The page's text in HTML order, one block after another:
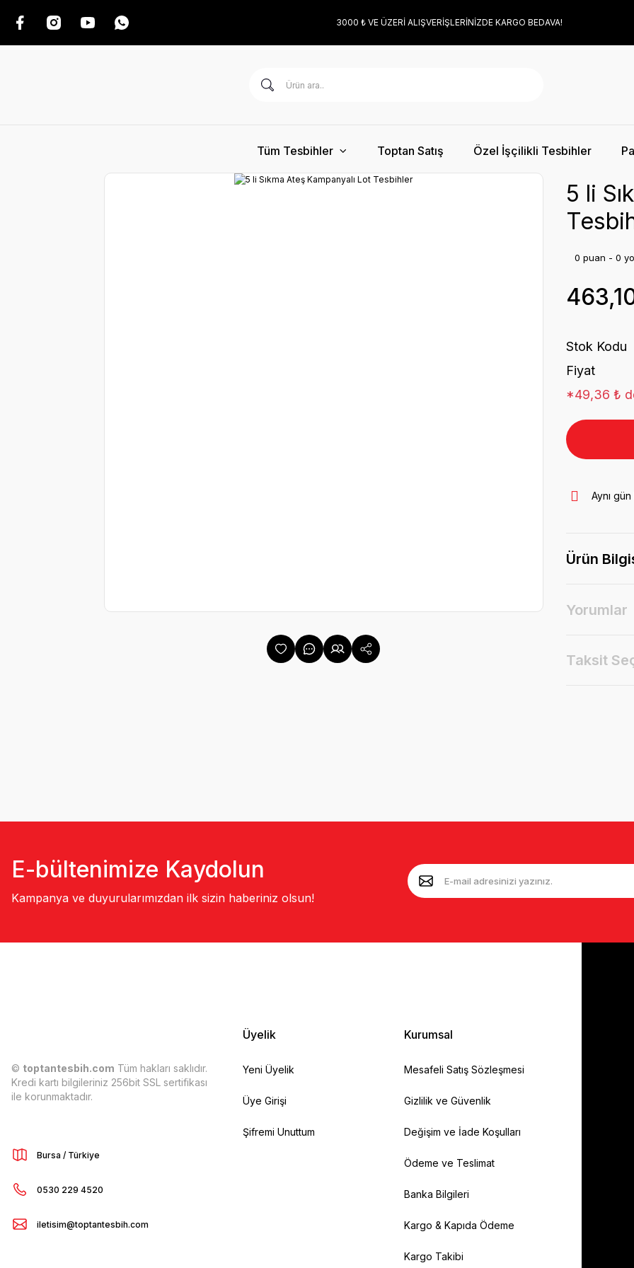
3000 ₺ VE ÜZERİ ALIŞVERİŞLERİNİZDE KARGO BEDAVA!
Tüm Tesbihler Toptan Satış Özel İşçilikli Tesbihler
5 li
0 puan - 0
Stok Kodu
Fiyat
*49,36 ₺
Aynı
Ürün
Yorumlar
Taksit
E-bültenimize Kaydolun
Kampanya ve duyurularımızdan ilk sizin haberiniz olsun!
© toptantesbih.com Tüm hakları saklıdır.
Kredi kartı bilgileriniz 256bit SSL sertifikası
ile korunmaktadır.
Bursa / Türkiye
0530 229 4520
iletisim@toptantesbih.com
Üyelik
Yeni Üyelik
Üye Girişi
Şifremi Unuttum
Kurumsal
Mesafeli Satış Sözleşmesi
Gizlilik ve Güvenlik
Değişim ve İade Koşulları
Ödeme ve Teslimat
Banka Bilgileri
Kargo & Kapıda Ödeme
Kargo Takibi